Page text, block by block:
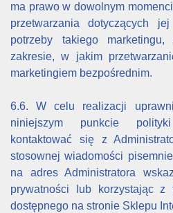
ma prawo w dowolnym
przetwarzania dotyczących
potrzeby takiego
zakresie, w jakim
marketingiem bezpośrednim.
6.6. W celu realizacji
niniejszym punkcie
kontaktować się z
stosownej wiadomości
na adres Administratora
prywatności lub korzystając z
dostępnego na stronie Sklepu